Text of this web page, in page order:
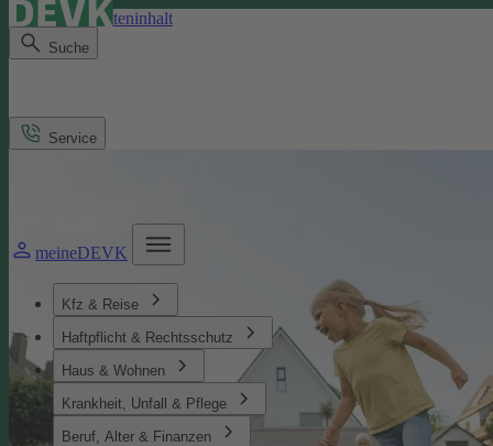
Direkt zum Seiteninhalt
Suche
meineDEVK
Kfz & Reise
Haftpflicht & Rechtsschutz
Haus & Wohnen
Krankheit, Unfall & Pflege
Beruf, Alter & Finanzen
Service